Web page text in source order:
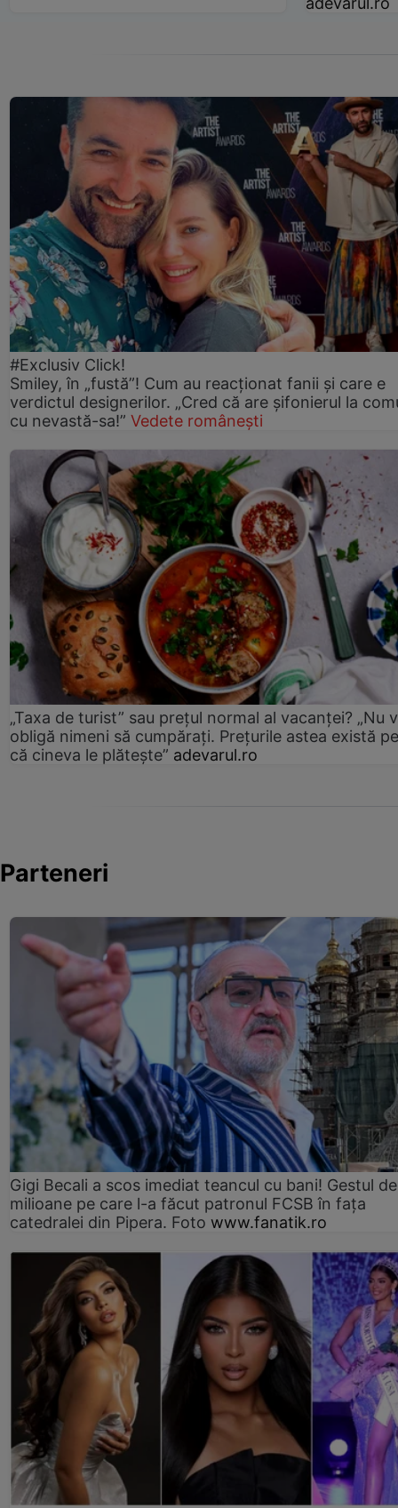
#Exclusiv Click!
Smiley, în „fustă”! Cum au reacționat fanii și care e
verdictul designerilor. „Cred că are șifonierul la
cu nevastă-sa!” Vedete românești
„Taxa de turist” sau prețul normal al vacanței? „Nu
obligă nimeni să cumpărați. Prețurile astea există
că cineva le plătește” adevarul.ro
Parteneri
Gigi Becali a scos imediat teancul cu bani! Gestul de
milioane pe care l-a făcut patronul FCSB în fața
catedralei din Pipera. Foto www.fanatik.ro